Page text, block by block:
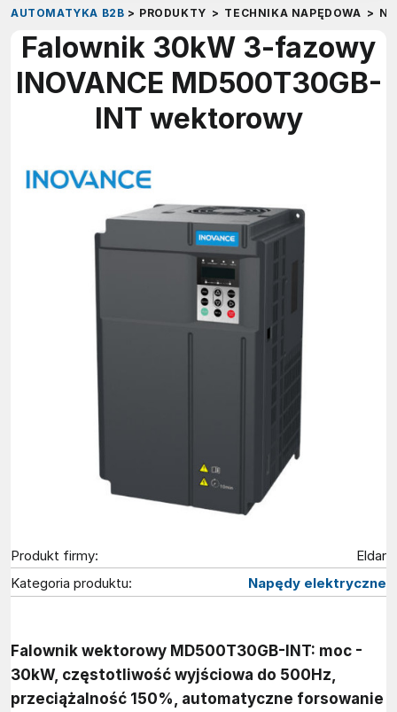
AUTOMATYKA B2B > PRODUKTY > TECHNIKA NAPĘDOWA >
Falownik 30kW 3-fazowy
INOVANCE MD500T30GB-
INT wektorowy
Produkt firmy:
Eldar
Kategoria produktu:
Napędy elektryczne
Falownik wektorowy MD500T30GB-INT: moc -
30kW, częstotliwość wyjściowa do 500Hz,
przeciążalność 150%, automatyczne forsowanie